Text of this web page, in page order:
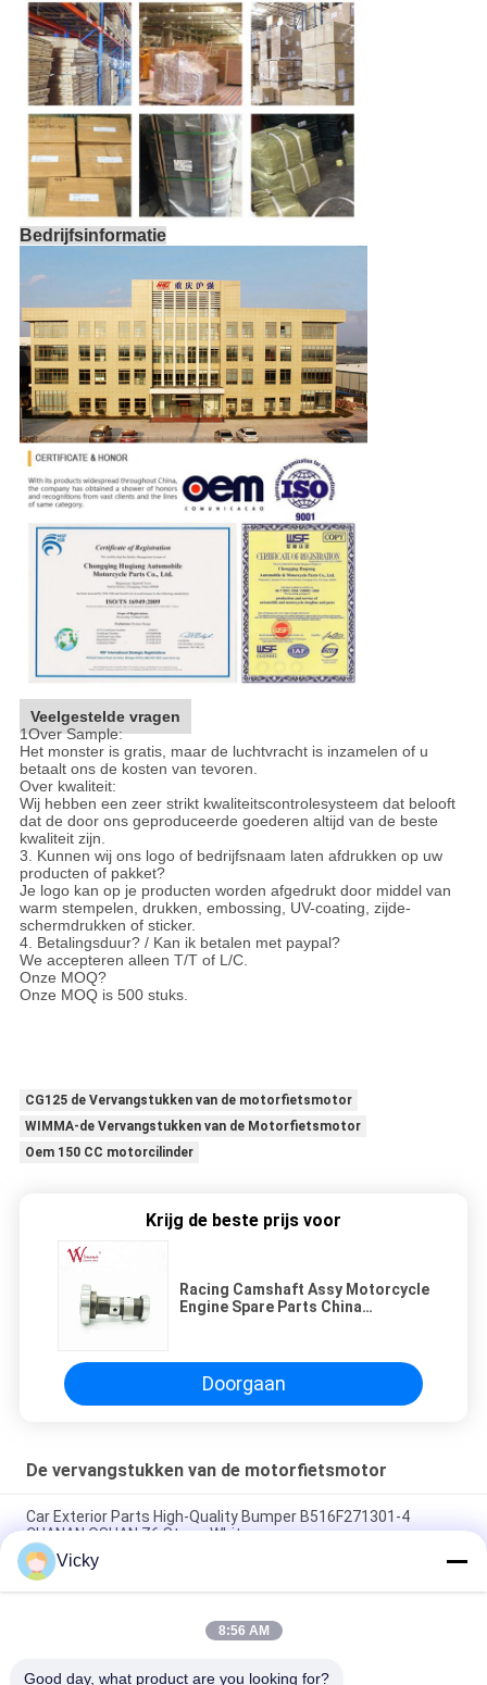
Bedrijfsinformatie
Veelgestelde vragen
1Over Sample:
Het monster is gratis, maar de luchtvracht is inzamelen of u
betaalt ons de kosten van tevoren.
Over kwaliteit:
Wij hebben een zeer strikt kwaliteitscontrolesysteem dat belooft
dat de door ons geproduceerde goederen altijd van de beste
kwaliteit zijn.
3. Kunnen wij ons logo of bedrijfsnaam laten afdrukken op uw
producten of pakket?
Je logo kan op je producten worden afgedrukt door middel van
warm stempelen, drukken, embossing, UV-coating, zijde-
schermdrukken of sticker.
4. Betalingsduur? / Kan ik betalen met paypal?
We accepteren alleen T/T of L/C.
Onze MOQ?
Onze MOQ is 500 stuks.
CG125 de Vervangstukken van de motorfietsmotor
WIMMA-de Vervangstukken van de Motorfietsmotor
Oem 150 CC motorcilinder
Krijg de beste prijs voor
Racing Camshaft Assy Motorcycle
Engine Spare Parts China
Doorgaan
De vervangstukken van de motorfietsmotor
Car Exterior Parts High-Quality Bumper B516F271301-4
CHANAN OSHAN​ Z6 Starry White
Startmotor Honda EX5 Motorfiets motor onderdelen
goedkoop groothandel met hoge prestaties
Motorfietsversteker voor CPR8EAIX-9 China Leveranciers
Vicky
8:56 AM
Good day, what product are you looking for?